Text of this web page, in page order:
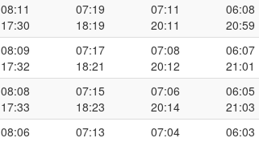
08:11
17:30
07:19
18:19
07:11
20:11
06:08
20:59
08:09
17:32
07:17
18:21
07:08
20:12
06:07
21:01
08:08
17:33
07:15
18:23
07:06
20:14
06:05
21:03
08:06
07:13
07:04
06:03